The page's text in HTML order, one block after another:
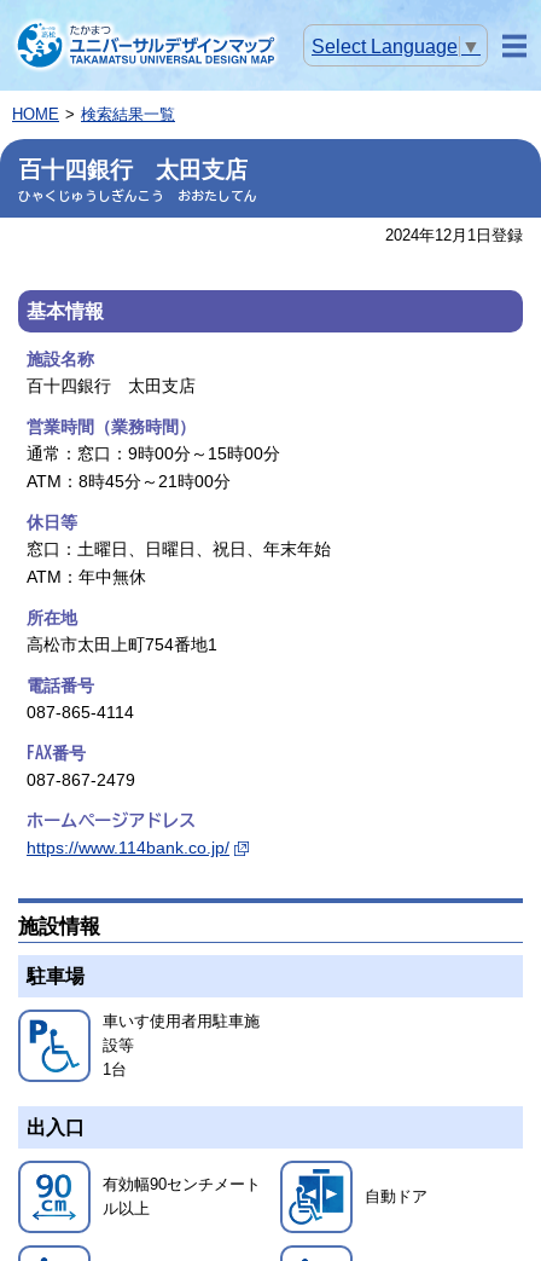
Select Language ▼
HOME 検索結果一覧
百十四銀行 太田支店
ひゃくじゅうしぎんこう おおたしてん
2024年12月1日登録
基本情報
施設名称
百十四銀行 太田支店
営業時間（業務時間）
通常：窓口：9時00分～15時00分
ATM：8時45分～21時00分
休日等
窓口：土曜日、日曜日、祝日、年末年始
ATM：年中無休
所在地
高松市太田上町754番地1
電話番号
087-865-4114
FAX番号
087-867-2479
ホームページアドレス
https://www.114bank.co.jp/
施設情報
駐車場
車いす使用者用駐車施
設等
1台
出入口
有効幅90センチメート
ル以上
自動ドア